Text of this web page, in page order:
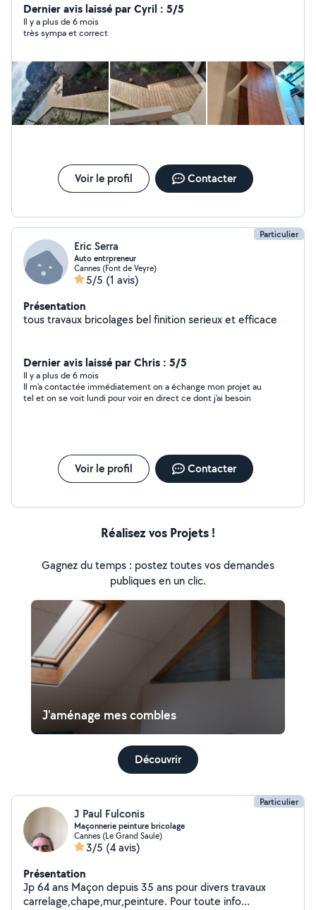
Dernier avis laissé par Cyril : 5/5
Il y a plus de 6 mois
très sympa et correct
Voir le profil Contacter
Particulier
Eric Serra
Auto entrpreneur
Cannes (Font de Veyre)
5/5 (1 avis)
Présentation
tous travaux bricolages bel finition serieux et efficace
Dernier avis laissé par Chris : 5/5
Il y a plus de 6 mois
Il m'a contactée immédiatement on a échange mon projet au
tel et on se voit lundi pour voir en direct ce dont j'ai besoin
Voir le profil Contacter
Réalisez vos Projets !
Gagnez du temps : postez toutes vos demandes
publiques en un clic.
J'aménage mes combles
Découvrir
Particulier
J Paul Fulconis
Maçonnerie peinture bricolage
Cannes (Le Grand Saule)
3/5 (4 avis)
Présentation
Jp 64 ans Maçon depuis 35 ans pour divers travaux
carrelage,chape,mur,peinture. Pour toute info